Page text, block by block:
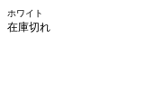
ホワイト
在庫切れ